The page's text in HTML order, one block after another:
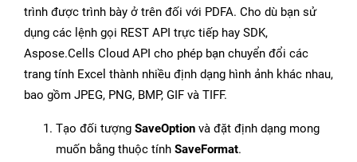
trình được trình bày ở trên đối với PDFA. Cho dù bạn sử
dụng các lệnh gọi REST API trực tiếp hay SDK,
Aspose.Cells Cloud API cho phép bạn chuyển đổi các
trang tính Excel thành nhiều định dạng hình ảnh khác nhau,
bao gồm JPEG, PNG, BMP, GIF và TIFF.
Tạo đối tượng SaveOption và đặt định dạng mong
muốn bằng thuộc tính SaveFormat.